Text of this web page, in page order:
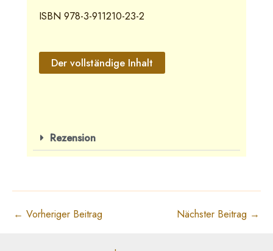
ISBN 978-3-911210-23-2
Der vollständige Inhalt
Rezension
← Vorheriger Beitrag Nächster Beitrag →